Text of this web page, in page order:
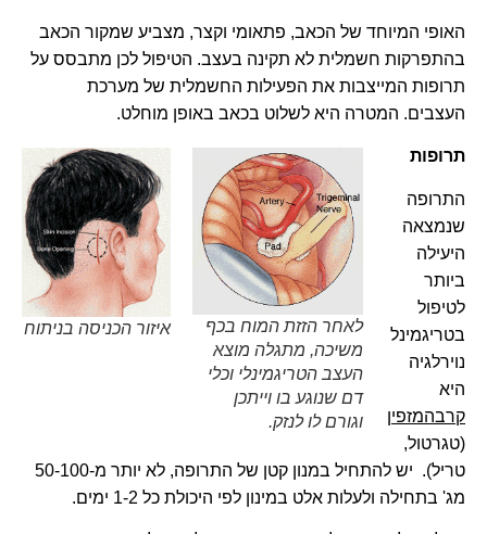
האופי המיוחד של הכאב, פתאומי וקצר, מצביע שמקור הכאב
בהתפרקות חשמלית לא תקינה בעצב. הטיפול לכן מתבסס על
תרופות המייצבות את הפעילות החשמלית של מערכת
העצבים. המטרה היא לשלוט בכאב באופן מוחלט.
איזור הכניסה בניתוח
לאחר הזזת המוח בכף
משיכה, מתגלה מוצא
העצב הטריגמינלי וכלי
דם שנוגע בו וייתכן
וגורם לו לנזק.
תרופות
התרופה
שנמצאה
היעילה
ביותר
לטיפול
בטריגמינל
נוירלגיה
היא
קרבהמזפין
(טגרטול,
טריל). יש להתחיל במנון קטן של התרופה, לא יותר מ-50-100
מג' בתחילה ולעלות אלט במינון לפי היכולת כל 1-2 ימים.